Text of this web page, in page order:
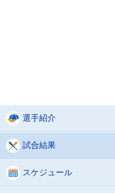
選手紹介
試合結果
スケジュール